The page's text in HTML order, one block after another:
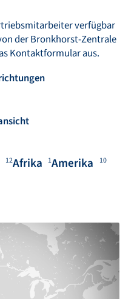
verfügbar
der Bronkhorst-Zentrale
Kontaktformular aus.
12Afrika 1Amerika 10